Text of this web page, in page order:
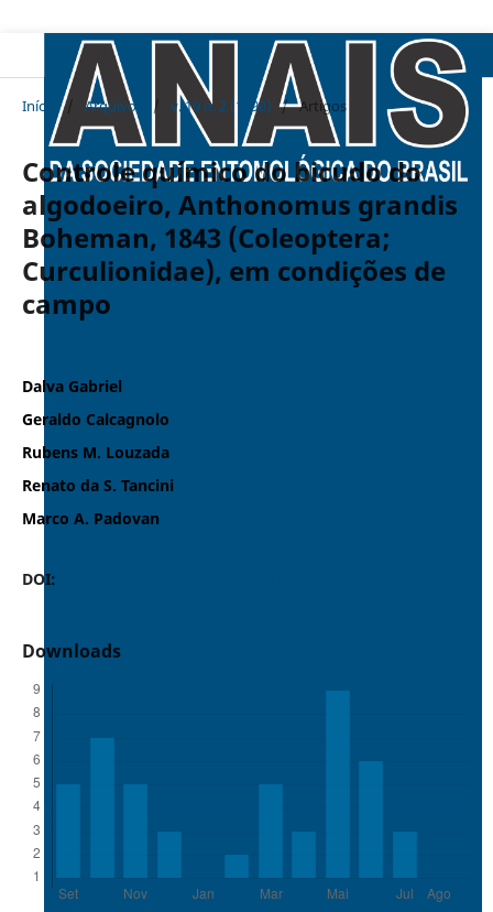
Início / Arquivos / v. 19 n. 2 (1990) / Artigos
Controle químico do bicudo do
algodoeiro, Anthonomus grandis
Boheman, 1843 (Coleoptera;
Curculionidae), em condições de
campo
Dalva Gabriel
Geraldo Calcagnolo
Rubens M. Louzada
Renato da S. Tancini
Marco A. Padovan
DOI:
Downloads